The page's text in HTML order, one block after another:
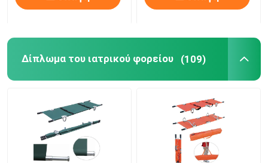
Μαιευτικό κρεβάτι
Υπομονετικό καροτσάκι μεταφοράς
Καροτσάκι ιατρικού εξοπλισμού
Κινητό φορείο έκτακτης ανάγκης
Ιατρικά έπιπλα νοσοκομείων
Δίπλωμα του ιατρικού φορείου (109)